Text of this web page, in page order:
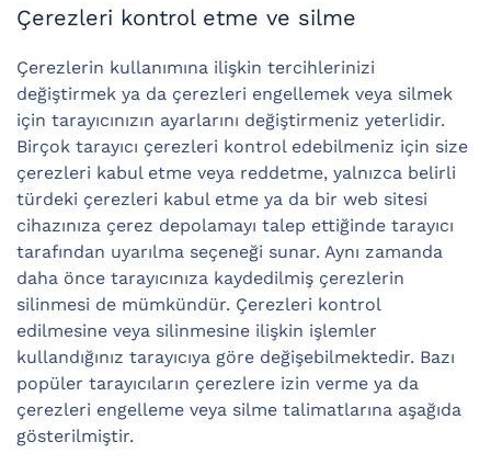
Çerezleri kontrol etme ve silme
Çerezlerin kullanımına ilişkin tercihlerinizi
değiştirmek ya da çerezleri engellemek veya silmek
için tarayıcınızın ayarlarını değiştirmeniz yeterlidir.
Birçok tarayıcı çerezleri kontrol edebilmeniz için size
çerezleri kabul etme veya reddetme, yalnızca belirli
türdeki çerezleri kabul etme ya da bir web sitesi
cihazınıza çerez depolamayı talep ettiğinde tarayıcı
tarafından uyarılma seçeneği sunar. Aynı zamanda
daha önce tarayıcınıza kaydedilmiş çerezlerin
silinmesi de mümkündür. Çerezleri kontrol
edilmesine veya silinmesine ilişkin işlemler
kullandığınız tarayıcıya göre değişebilmektedir. Bazı
popüler tarayıcıların çerezlere izin verme ya da
çerezleri engelleme veya silme talimatlarına aşağıda
gösterilmiştir.